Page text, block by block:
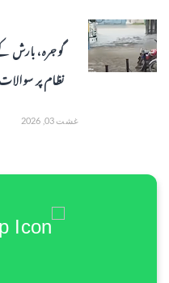
گوجرہ، بارش
نظام پر سوالات
غشت 03, 2026